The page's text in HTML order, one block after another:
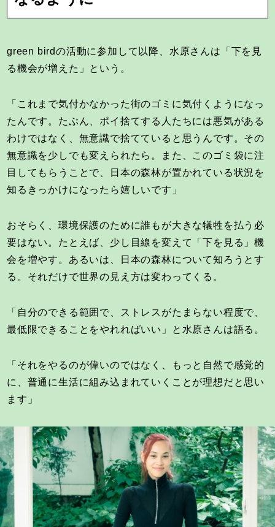
green birdの活動に参加して以降、水原さんは「下を見
る機会が増えた」という。
「これまで気付かなかった街のゴミに気付くようになっ
たんです。たぶん、ポイ捨てする人たちには悪気がある
わけではなく、無意識で捨てていると思うんです。その
無意識を少しでも変えられたら。また、このゴミ袋に注
目してもらうことで、日本の森林が置かれている状況を
知るきっかけになったら嬉しいです」
おそらく、環境保護のために誰もが大きな犠牲を払う必
要はない。たとえば、少し目線を変えて「下を見る」機
会を増やす。あるいは、日本の森林について知ろうとす
る。それだけで世界の見え方は変わってくる。
「自分のできる範囲で、ストレスがたまらない程度で、
最低限できることをやれればいい」と水原さんは語る。
「それをやるのが偉いのではなく、もっと自然で感覚的
に、普通に生活に組み込まれていくことが理想だと思い
ます」